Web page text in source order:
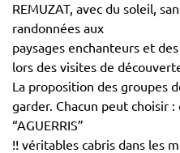
REMUZAT, avec du soleil,
randonnées aux
paysages enchanteurs et
lors des visites de
La proposition des groupes
garder. Chacun peut choisir
“AGUERRIS”
!! véritables cabris dans les